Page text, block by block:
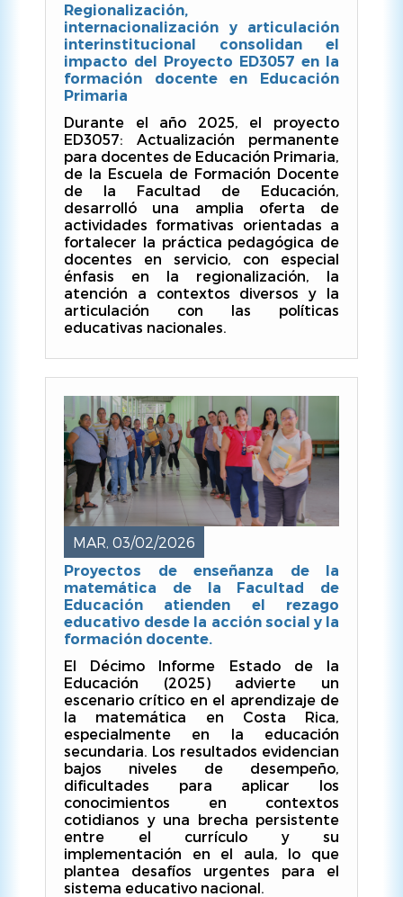
Regionalización,
internacionalización y articulación
interinstitucional consolidan el
impacto del Proyecto ED3057 en la
formación docente en Educación
Primaria
Durante el año 2025, el proyecto
ED3057: Actualización permanente
para docentes de Educación Primaria,
de la Escuela de Formación Docente
de la Facultad de Educación,
desarrolló una amplia oferta de
actividades formativas orientadas a
fortalecer la práctica pedagógica de
docentes en servicio, con especial
énfasis en la regionalización, la
atención a contextos diversos y la
articulación con las políticas
educativas nacionales.
MAR, 03/02/2026
Proyectos de enseñanza de la
matemática de la Facultad de
Educación atienden el rezago
educativo desde la acción social y la
formación docente.
El Décimo Informe Estado de la
Educación (2025) advierte un
escenario crítico en el aprendizaje de
la matemática en Costa Rica,
especialmente en la educación
secundaria. Los resultados evidencian
bajos niveles de desempeño,
dificultades para aplicar los
conocimientos en contextos
cotidianos y una brecha persistente
entre el currículo y su
implementación en el aula, lo que
plantea desafíos urgentes para el
sistema educativo nacional.